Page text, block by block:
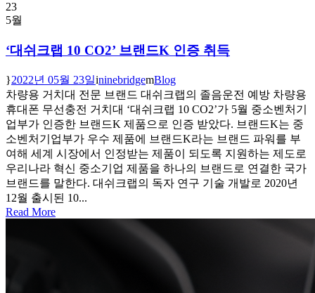
23
5월
‘대쉬크랩 10 CO2’ 브랜드K 인증 취득
2022년 05월 23일 ninebridge
Blog
차량용 거치대 전문 브랜드 대쉬크랩의 졸음운전 예방 차량용
휴대폰 무선충전 거치대 ‘대쉬크랩 10 CO2’가 5월 중소벤처기
업부가 인증한 브랜드K 제품으로 인증 받았다. 브랜드K는 중
소벤처기업부가 우수 제품에 브랜드K라는 브랜드 파워를 부
여해 세계 시장에서 인정받는 제품이 되도록 지원하는 제도로
우리나라 혁신 중소기업 제품을 하나의 브랜드로 연결한 국가
브랜드를 말한다. 대쉬크랩의 독자 연구 기술 개발로 2020년
12월 출시된 10...
Read More